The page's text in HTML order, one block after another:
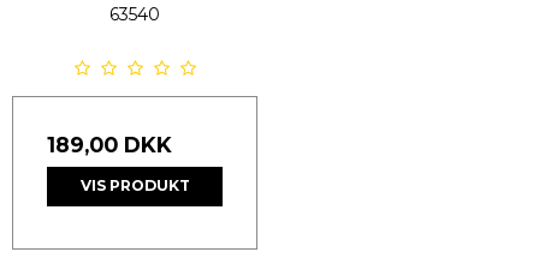
63540
189,00 DKK
VIS PRODUKT